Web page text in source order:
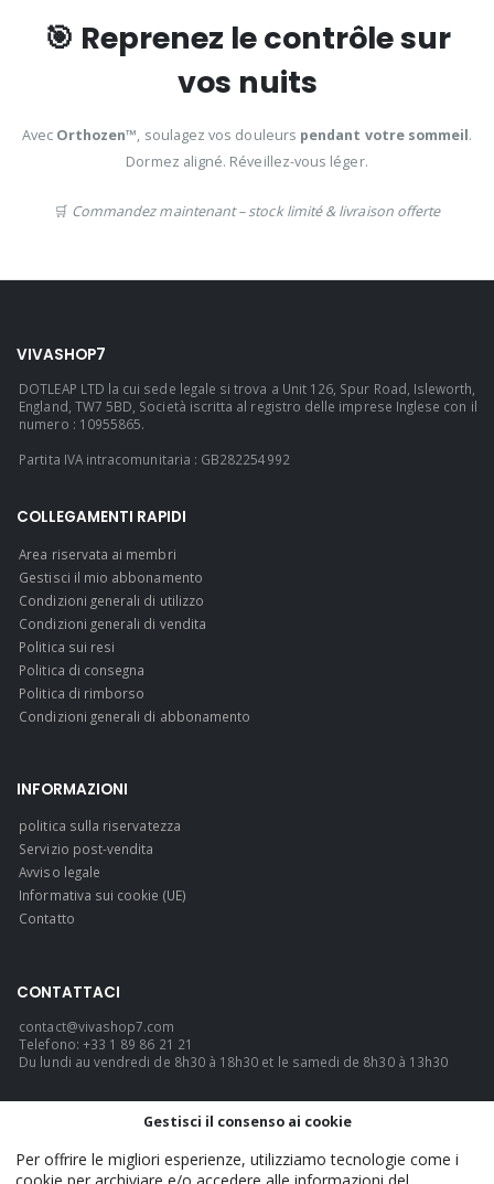
🎯 Reprenez le contrôle sur
vos nuits
Avec Orthozen™, soulagez vos douleurs pendant votre sommeil.
Dormez aligné. Réveillez-vous léger.
🛒 Commandez maintenant – stock limité & livraison offerte
VIVASHOP7
DOTLEAP LTD la cui sede legale si trova a Unit 126, Spur Road, Isleworth,
England, TW7 5BD, Società iscritta al registro delle imprese Inglese con il
numero : 10955865.
Partita IVA intracomunitaria : GB282254992
COLLEGAMENTI RAPIDI
Area riservata ai membri
Gestisci il mio abbonamento
Condizioni generali di utilizzo
Condizioni generali di vendita
Politica sui resi
Politica di consegna
Politica di rimborso
Condizioni generali di abbonamento
INFORMAZIONI
politica sulla riservatezza
Servizio post-vendita
Avviso legale
Informativa sui cookie (UE)
Contatto
CONTATTACI
contact@vivashop7.com
Telefono: +33 1 89 86 21 21
Du lundi au vendredi de 8h30 à 18h30 et le samedi de 8h30 à 13h30
Gestisci il consenso ai cookie
Per offrire le migliori esperienze, utilizziamo tecnologie come i